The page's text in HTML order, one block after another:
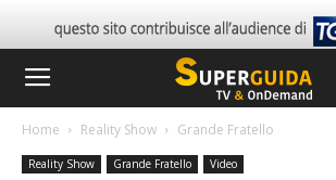
Home Reality Show Grande Fratello
Reality Show Grande Fratello Video